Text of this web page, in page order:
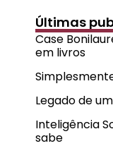
Últimas
Case
em livros
Legado de
Inteligência
sabe